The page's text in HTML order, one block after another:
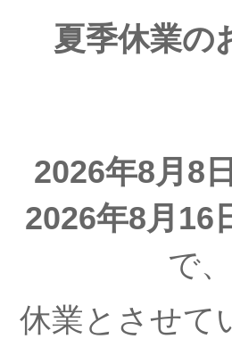
夏季休業の
2026年8月8
2026年8月16
で、
休業とさせて